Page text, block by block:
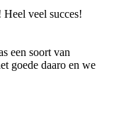
veel succes!
een soort van
goede daaro en we